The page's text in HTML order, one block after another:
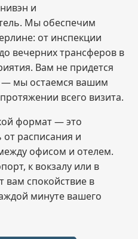
и
Мы обеспечим
от инспекции
вечерних трансферов в
Вам не придется
— мы остаемся вашим
всего визита.
формат — это
расписания и
офисом и отелем.
к вокзалу или в
вам спокойствие в
минуте вашего